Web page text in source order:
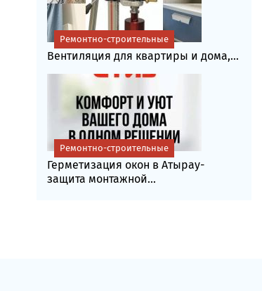
Вентиляция для квартиры и дома,...
Ремонтно-строительные
Герметизация окон в Атырау-
защита монтажной...
Ремонтно-строительные